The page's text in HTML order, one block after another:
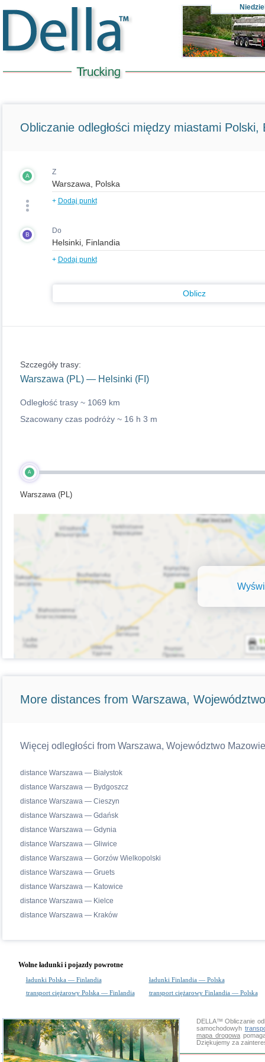
Obliczanie odległości między miastami Polski,
A Z
+ Dodaj punkt
B Do
+ Dodaj punkt
Oblicz
Szczegóły trasy:
Warszawa (PL) — Helsinki (FI)
Odległość trasy ~ 1069 km
Szacowany czas podróży ~ 16 h 3 m
A
Warszawa (PL)
More distances from Warszawa,
Więcej odległości from Warszawa, Województwo
distance Warszawa — Białystok
distance Warszawa — Bydgoszcz
distance Warszawa — Cieszyn
distance Warszawa — Gdańsk
distance Warszawa — Gdynia
distance Warszawa — Gliwice
distance Warszawa — Gorzów Wielkopolski
distance Warszawa — Gruets
distance Warszawa — Katowice
distance Warszawa — Kielce
distance Warszawa — Kraków
Wolne ładunki i pojazdy powrotne
ładunki Polska — Finlandia
ładunki Finlandia — Polska
transport ciężarowy Polska — Finlandia
transport ciężarowy Finlandia — Polska
DELLA™Obliczanie
samochodowyh
mapa drogowa
Dziękujemy za